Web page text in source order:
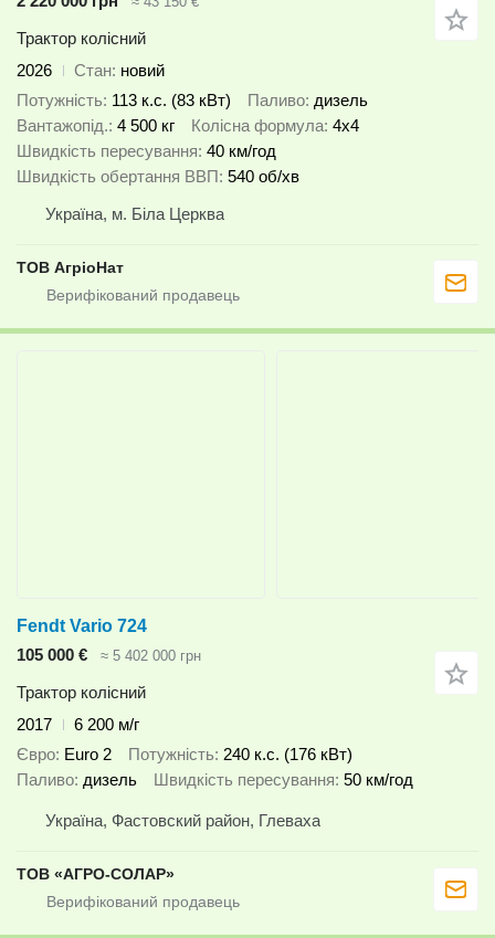
Трактор колісний
2026
Стан новий
Потужність 113 к.с. (83 кВт) Паливо дизель
Вантажопід. 4 500 кг Колісна формула 4x4
Швидкість пересування 40 км/год
Швидкість обертання ВВП 540 об/хв
Україна, м. Біла Церква
ТОВ АгріоНат
Fendt Vario 724
105 000 €
≈ 5 402 000 грн
Трактор колісний
2017
6 200 м/г
Євро Euro 2 Потужність 240 к.с. (176 кВт)
Паливо дизель Швидкість пересування 50 км/год
Україна, Фастовский район, Глеваха
ТОВ «АГРО-СОЛАР»